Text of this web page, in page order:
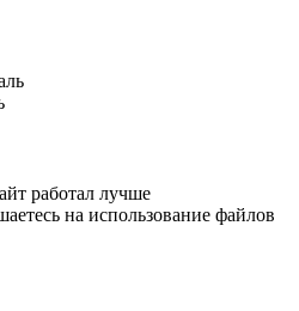
работал лучше
на использование файлов